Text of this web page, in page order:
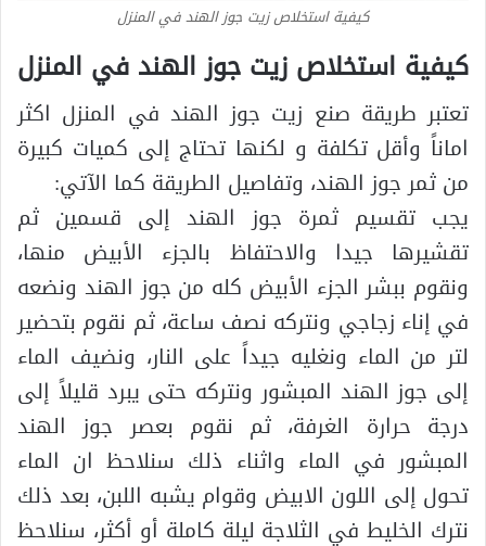
كيفية استخلاص زيت جوز الهند في المنزل
كيفية استخلاص زيت جوز الهند في المنزل
تعتبر طريقة صنع زيت جوز الهند في المنزل اكثر
اماناً وأقل تكلفة و لكنها تحتاج إلى كميات كبيرة
من ثمر جوز الهند، وتفاصيل الطريقة كما الآتي:
يجب تقسيم ثمرة جوز الهند إلى قسمين ثم
تقشيرها جيدا والاحتفاظ بالجزء الأبيض منها،
ونقوم ببشر الجزء الأبيض كله من جوز الهند ونضعه
في إناء زجاجي ونتركه نصف ساعة، ثم نقوم بتحضير
لتر من الماء ونغليه جيداً على النار، ونضيف الماء
إلى جوز الهند المبشور ونتركه حتى يبرد قليلاً إلى
درجة حرارة الغرفة، ثم نقوم بعصر جوز الهند
المبشور في الماء واثناء ذلك سنلاحظ ان الماء
تحول إلى اللون الابيض وقوام يشبه اللبن، بعد ذلك
نترك الخليط في الثلاجة ليلة كاملة أو أكثر، سنلاحظ